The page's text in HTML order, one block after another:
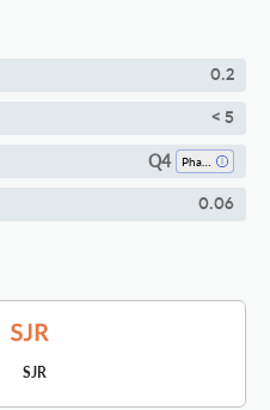
0.2
< 5
Q4
0.06
SJR